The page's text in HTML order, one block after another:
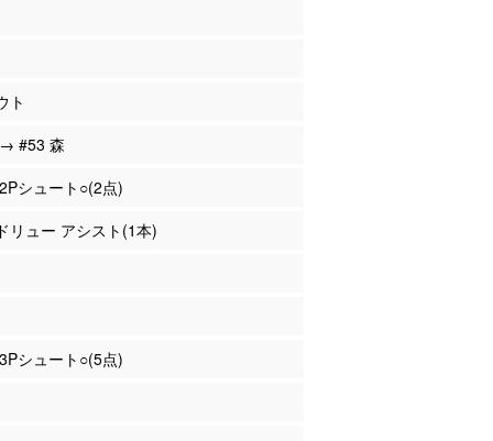
ト
#53 森
シュート○(2点)
リュー アシスト(1本)
シュート○(5点)